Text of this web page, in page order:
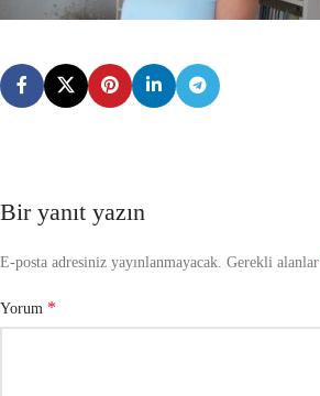
Bir yanıt yazın
E-posta adresiniz yayınlanmayacak. Gerekli alanlar
Yorum *